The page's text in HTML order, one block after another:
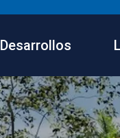
Desarrollos